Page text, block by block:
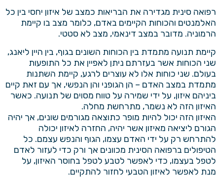
רפואה סינית מגדירה את הבריאות כמצב של איזון יחסי בין כל
האלמנטים והכוחות הקיימים באדם, כלומר מצב בו קיימת
הרמוניה. מדובר במצב דינאמי, מצב לא סטטי.
קיימת תנועה מתמדת בין הכוחות השונים בגוף, בין היין ליאנג,
שני הכוחות אשר בעזרתם ניתן לאפיין את כל התופעות
בעולם. שני כוחות אלו לא עוצרים לרגע, קיימת השתנות
מתמדת במצב האדם – הן הגופני והן הנפשי, אך עם זאת קיים
ביניהם איזון, על ידי שמירה על טווח מסוים של תנועה. כאשר
האיזון הזה לא נשמר, מתרחשת מחלה.
האיזון הזה יכול להיות מופר כתוצאה מגורמים שונים, אך יהיה
הגורם ליציאה מאיזון אשר יהיה, החזרה לאיזון יכולה
להתרחש רק על ידי האדם עצמו, הגוף והנפש עצמם. כל
הטיפולים ברפואה הסינית מכוונים אך ורק כדי לעזור לאדם
לטפל בעצמו, כדי לאפשר לטבע לטפל בחוסר האיזון, על
מנת לאפשר לאיזון הטבעי לחזור להתקיים.